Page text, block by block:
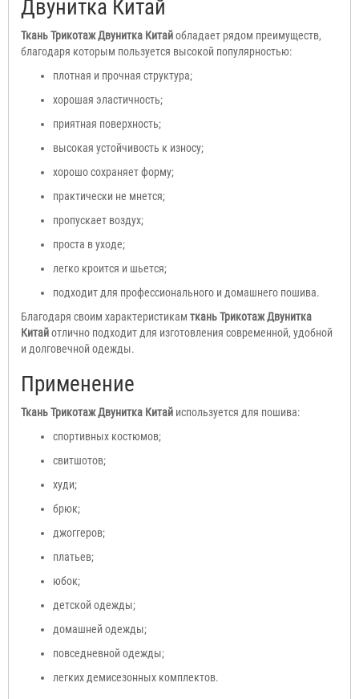
Двунитка Китай
Ткань Трикотаж Двунитка Китайобладает рядом преимуществ,
благодаря которым пользуется высокой популярностью:
плотная и прочная структура;
хорошая эластичность;
приятная поверхность;
высокая устойчивость к износу;
хорошо сохраняет форму;
практически не мнется;
пропускает воздух;
проста в уходе;
легко кроится и шьется;
подходит для профессионального и домашнего пошива.
Благодаря своим характеристикам ткань Трикотаж Двунитка
Китайотлично подходит для изготовления современной, удобной
и долговечной одежды.
Применение
Ткань Трикотаж Двунитка Китай используется для пошива:
спортивных костюмов;
свитшотов;
худи;
брюк;
джоггеров;
платьев;
юбок;
детской одежды;
домашней одежды;
повседневной одежды;
легких демисезонных комплектов.